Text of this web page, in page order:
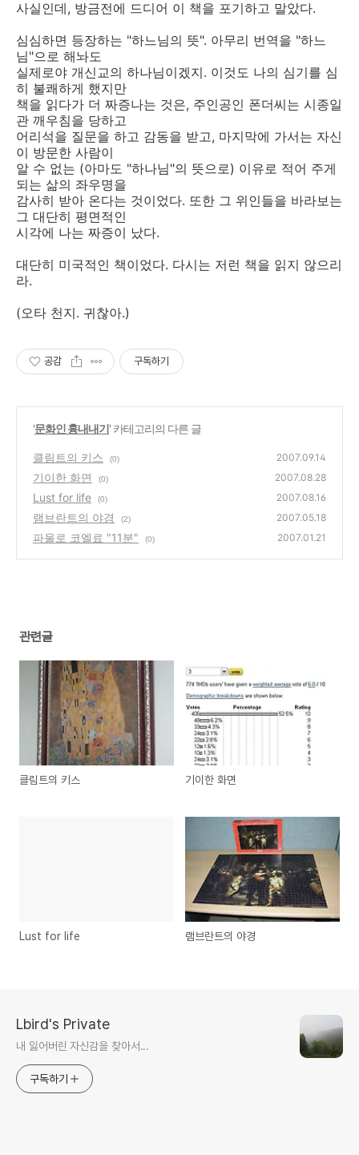
사실인데, 방금전에 드디어 이 책을 포기하고 말았다.
심심하면 등장하는 "하느님의 뜻". 아무리 번역을 "하느
님"으로 해놔도
실제로야 개신교의 하나님이겠지. 이것도 나의 심기를 심
히 불쾌하게 했지만
책을 읽다가 더 짜증나는 것은, 주인공인 폰더씨는 시종일
관 깨우침을 당하고
어리석을 질문을 하고 감동을 받고, 마지막에 가서는 자신
이 방문한 사람이
알 수 없는 (아마도 "하나님"의 뜻으로) 이유로 적어 주게
되는 삶의 좌우명을
감사히 받아 온다는 것이었다. 또한 그 위인들을 바라보는
그 대단히 평면적인
시각에 나는 짜증이 났다.
대단히 미국적인 책이었다. 다시는 저런 책을 읽지 않으리
라.
(오타 천지. 귀찮아.)
공감 구독하기
'문화인 흉내내기' 카테고리의 다른 글
클림트의 키스 (0) 2007.09.14
기이한 화면 (0) 2007.08.28
Lust for life (0) 2007.08.16
램브란트의 야경 (2) 2007.05.18
파울로 코엘료 "11분" (0) 2007.01.21
관련글
클림트의 키스 기이한 화면
Lust for life 램브란트의 야경
Lbird's Private
내 잃어버린 자신감을 찾아서...
구독하기